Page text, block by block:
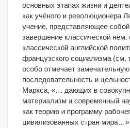
основных этапах жизни и
как учёного и революционера
учение, представляющее
завершение классической
классической английской
французского социализма
особо отмечает замечательную
последовательность и
Маркса, «… дающих в
материализм и современный
как теорию и программу
цивилизованных стран